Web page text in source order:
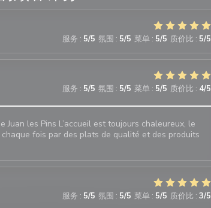
服务 : 5/5 氛围 : 5/5 菜单: 5/5 质价比 : 5/5
服务 : 5/5 氛围 : 5/5 菜单: 5/5 质价比 : 4/5
les Pins L’accueil est toujours chaleureux, le
fois par des plats de qualité et des produits
服务 : 5/5 氛围 : 5/5 菜单: 5/5 质价比 : 3/5